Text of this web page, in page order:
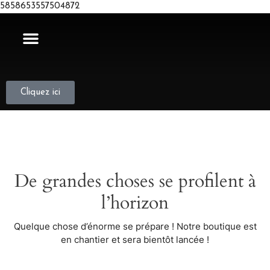
5858653557504872
Cliquez ici
De grandes choses se profilent à
l’horizon
Quelque chose d’énorme se prépare ! Notre boutique est
en chantier et sera bientôt lancée !